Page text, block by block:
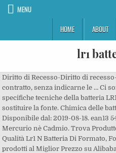
MENU
HOME
ABOUT
lr1
Diritto di Recesso-Diritto di
contratto, senza indicarne le … Ci
specifiche tecniche della batteria
sostituire la fonte. Chimica delle
Disponibile dal: 2019-08-18. ean13
Mercurio nè Cadmio. Trova
Qualità Lr1 N Batteria Di Formato,
prodotti al Miglior Prezzo su